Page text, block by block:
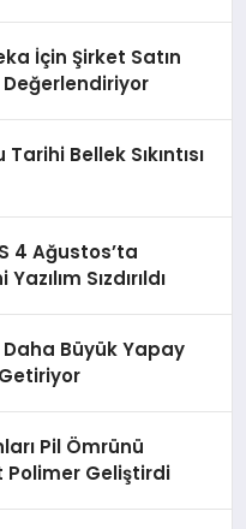
İçin Şirket Satın
Değerlendiriyor
Tarihi Bellek Sıkıntısı
4 Ağustos’ta
Sızdırıldı
Büyük Yapay
Pil Ömrünü
Polimer Geliştirdi